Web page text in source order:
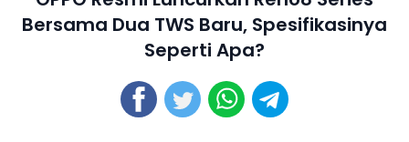
Bersama Dua TWS Baru, Spesifikasinya
Seperti Apa?